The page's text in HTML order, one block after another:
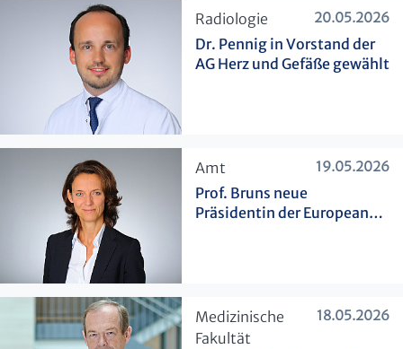
20.05.2026
​Radiologie
Dr. Pennig in Vorstand der
AG Herz und Gefäße gewählt
19.05.2026
​Amt
Prof. Bruns neue
Präsidentin der European
18.05.2026
​Medizinische
Fakultät